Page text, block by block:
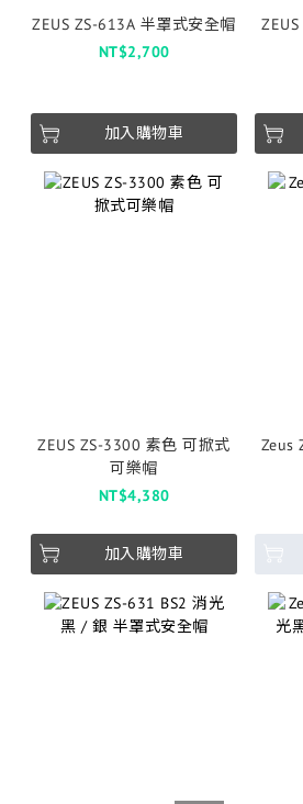
ZEUS ZS-613A 半罩式安全帽
NT$2,700
加入購物車
ZEUS ZS-3300 素色 可掀式
可樂帽
NT$4,380
加入購物車